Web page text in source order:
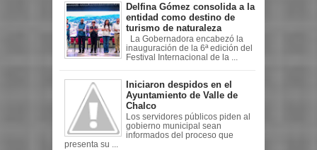
Delfina Gómez consolida a la
entidad como destino de
turismo de naturaleza
La Gobernadora encabezó la
inauguración de la 6ª edición del
Festival Internacional de la ...
Iniciaron despidos en el
Ayuntamiento de Valle de
Chalco
Los servidores públicos piden al
gobierno municipal sean
informados del proceso que
presenta su ...